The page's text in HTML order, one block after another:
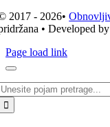
2017 - 2026•
• Developed by
Page load link